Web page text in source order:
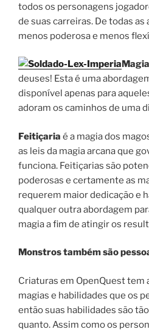
todos os personagens
de suas carreiras. De todas as
menos poderosa e menos
deuses! Esta é uma
disponível apenas para
adoram os caminhos de uma
Feitiçaria é a magia dos
as leis da magia arcana que
funciona. Feitiçarias são
poderosas e certamente as
requerem maior dedicação e
qualquer outra abordagem
magia a fim de atingir os
Monstros também são
Criaturas em OpenQuest tem
magias e habilidades que os
então suas habilidades são
quanto. Assim como os